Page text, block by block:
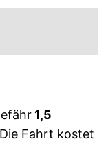
1,5
Fahrt kostet